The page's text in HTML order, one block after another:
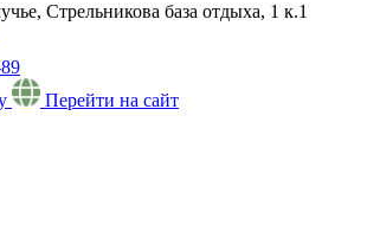
Стрельникова база отдыха, 1 к.1
Перейти на сайт